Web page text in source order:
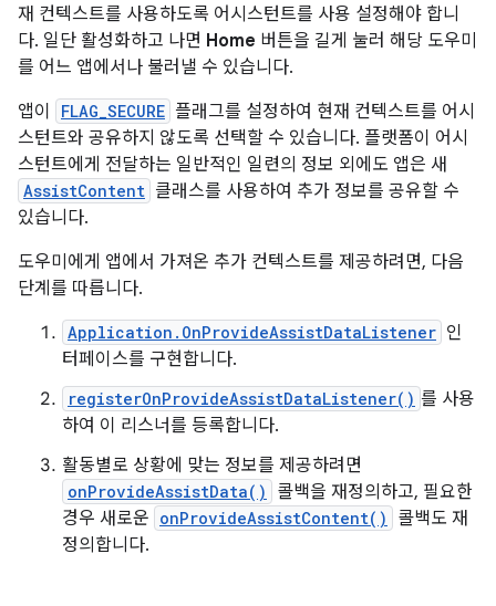
재 컨텍스트를 사용하도록 어시스턴트를 사용 설정해야 합니
다. 일단 활성화하고 나면 Home 버튼을 길게 눌러 해당 도우미
를 어느 앱에서나 불러낼 수 있습니다.
앱이
FLAG_SECURE 플래그를 설정하여 현재 컨텍스트를 어시
스턴트와 공유하지 않도록 선택할 수 있습니다. 플랫폼이 어시
스턴트에게 전달하는 일반적인 일련의 정보 외에도 앱은 새
AssistContent 클래스를 사용하여 추가 정보를 공유할 수
있습니다.
도우미에게 앱에서 가져온 추가 컨텍스트를 제공하려면, 다음
단계를 따릅니다.
Application.OnProvideAssistDataListener 인
터페이스를 구현합니다.
registerOnProvideAssistDataListener() 를 사용
하여 이 리스너를 등록합니다.
활동별로 상황에 맞는 정보를 제공하려면
onProvideAssistData()
콜백을 재정의하고, 필요한
경우 새로운 onProvideAssistContent()
콜백도 재
정의합니다.